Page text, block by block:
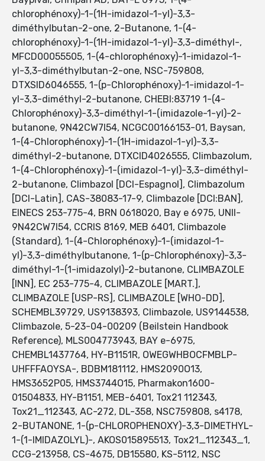
chlorophénoxy)-1-(1H-imidazol-1-yl)-3,3-
diméthylbutan-2-one, 2-Butanone, 1-(4-
chlorophénoxy)-1-(1H-imidazol-1-yl)-3,3-diméthyl-,
MFCD00055505, 1-(4-chlorophénoxy)-1-imidazol-1-
yl-3,3-diméthylbutan-2-one, NSC-759808,
DTXSID6046555, 1-(p-Chlorophénoxy)-1-imidazol-1-
yl-3,3-diméthyl-2-butanone, CHEBI:83719 1-(4-
Chlorophénoxy)-3,3-diméthyl-1-(imidazole-1-yl)-2-
butanone, 9N42CW7I54, NCGC00166153-01, Baysan,
1-(4-Chlorophénoxy)-1-(1H-imidazol-1-yl)-3,3-
diméthyl-2-butanone, DTXCID4026555, Climbazolum,
1-(4-Chlorophénoxy)-1-(imidazol-1-yl)-3,3-diméthyl-
2-butanone, Climbazol [DCI-Espagnol], Climbazolum
[DCI-Latin], CAS-38083-17-9, Climbazole [DCI:BAN],
EINECS 253-775-4, BRN 0618020, Bay e 6975, UNII-
9N42CW7I54, CCRIS 8169, MEB 6401, Climbazole
(Standard), 1-(4-Chlorophénoxy)-1-(imidazol-1-
yl)-3,3-diméthylbutanone, 1-(p-Chlorophénoxy)-3,3-
diméthyl-1-(1-imidazolyl)-2-butanone, CLIMBAZOLE
[INN], EC 253-775-4, CLIMBAZOLE [MART.],
CLIMBAZOLE [USP-RS], CLIMBAZOLE [WHO-DD],
SCHEMBL39729, US9138393, Climbazole, US9144538,
Climbazole, 5-23-04-00209 (Beilstein Handbook
Reference), MLS004773943, BAY e-6975,
CHEMBL1437764, HY-B1151R, OWEGWHBOCFMBLP-
UHFFFAOYSA-, BDBM181112, HMS2090O13,
HMS3652P05, HMS3744O15, Pharmakon1600-
01504833, HY-B1151, MEB-6401, Tox21 112343,
Tox21_112343, AC-272, DL-358, NSC759808, s4178,
2-BUTANONE, 1-(p-CHLOROPHENOXY)-3,3-DIMETHYL-
1-(1-IMIDAZOLYL)-, AKOS015895513, Tox21_112343_1,
CCG-213958, CS-4675, DB15580, KS-5112, NSC